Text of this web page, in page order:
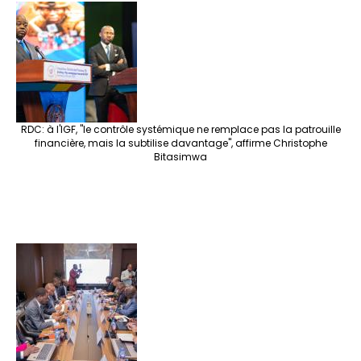
RDC: à l'IGF, "le contrôle systémique ne remplace pas la patrouille
financière, mais la subtilise davantage", affirme Christophe
Bitasimwa